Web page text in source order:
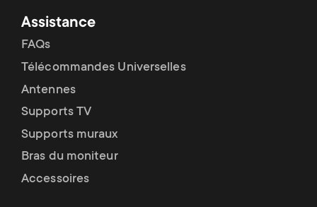
Assistance
FAQs
Télécommandes Universelles
Antennes
Supports TV
Supports muraux
Bras du moniteur
Accessoires